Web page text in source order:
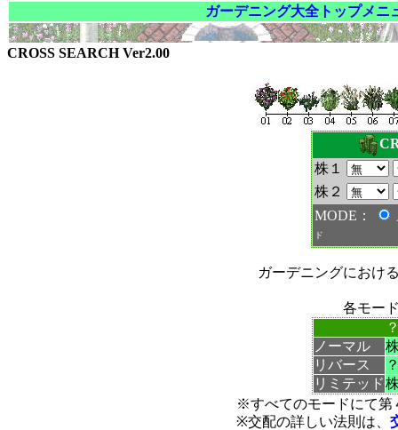
ガーデニング大全トップメニ
CROSS SEARCH Ver2.00
株１
株２
MODE：
ド
ガーデニングにおけ
各モー
ノーマル
リバース
リミテッド
※すべてのモードにて第
※交配の詳しい法則は、